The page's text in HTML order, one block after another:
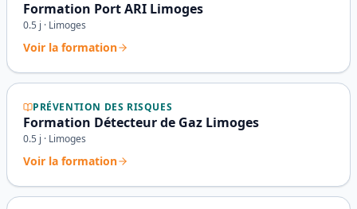
Formation Port ARI Limoges
0.5 j · Limoges
Voir la formation
PRÉVENTION DES RISQUES
Formation Détecteur de Gaz Limoges
0.5 j · Limoges
Voir la formation